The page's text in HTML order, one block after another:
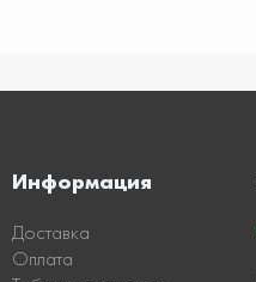
Информация
Доставка
Оплата